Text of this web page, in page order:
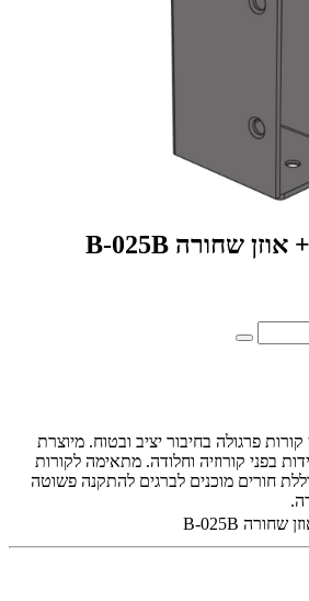
פרגולה בחיבור יציב ובטוח. מיוצרת
בפני קורוזיה וחלודה. מתאימה לקורות
חורים מוכנים לברגים להתקנה פשוטה